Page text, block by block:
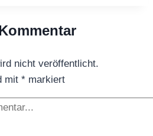
nicht veröffentlicht.
mit * markiert